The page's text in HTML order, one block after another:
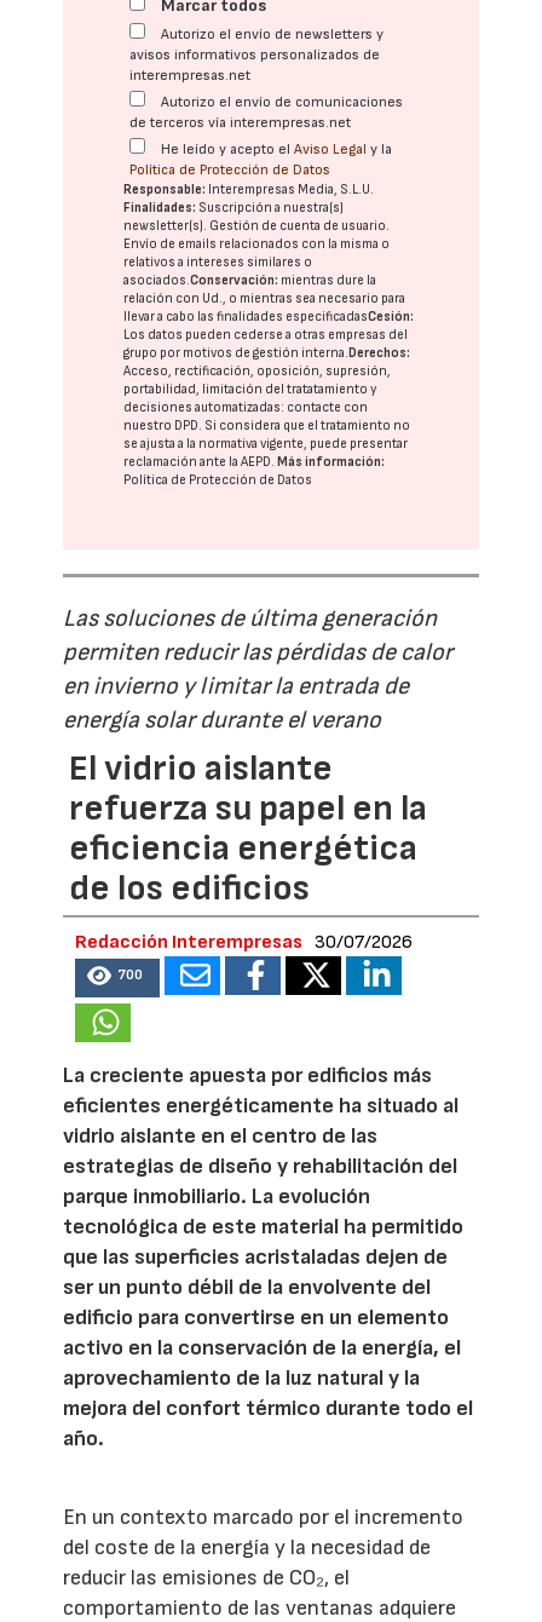
Marcar todos
Autorizo el envío de newsletters y
avisos informativos personalizados de
interempresas.net
Autorizo el envío de comunicaciones
de terceros vía interempresas.net
He leído y acepto elAviso Legal y la
Política de Protección de Datos
Responsable: Interempresas Media, S.L.U.
Finalidades: Suscripción a nuestra(s)
newsletter(s). Gestión de cuenta de usuario.
Envío de emails relacionados con la misma o
relativos a intereses similares o
asociados.Conservación: mientras dure la
relación con Ud., o mientras sea necesario para
llevar a cabo las finalidades especificadasCesión:
Los datos pueden cederse a otras empresas del
grupo por motivos de gestión interna. Derechos:
Acceso, rectificación, oposición, supresión,
portabilidad, limitación del tratatamiento y
decisiones automatizadas: contacte con
nuestro DPD. Si considera que el tratamiento no
se ajusta a la normativa vigente, puede presentar
reclamación ante laAEPD. Más información:
Política de Protección de Datos
Las soluciones de última generación
permiten reducir las pérdidas de calor
en invierno y limitar la entrada de
energía solar durante el verano
El vidrio aislante
refuerza su papel en la
eficiencia energética
de los edificios
Redacción Interempresas 30/07/2026
700
La creciente apuesta por edificios más
eficientes energéticamente ha situado al
vidrio aislante en el centro de las
estrategias de diseño y rehabilitación del
parque inmobiliario. La evolución
tecnológica de este material ha permitido
que las superficies acristaladas dejen de
ser un punto débil de la envolvente del
edificio para convertirse en un elemento
activo en la conservación de la energía, el
aprovechamiento de la luz natural y la
mejora del confort térmico durante todo el
año.
En un contexto marcado por el incremento
del coste de la energía y la necesidad de
reducir las emisiones de CO₂, el
comportamiento de las ventanas adquiere